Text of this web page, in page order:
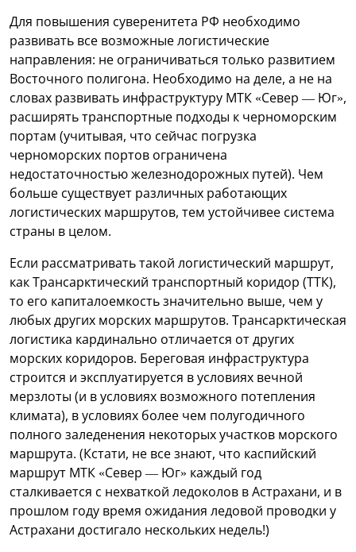
Для повышения суверенитета РФ необходимо
развивать все возможные логистические
направления: не ограничиваться только развитием
Восточного полигона. Необходимо на деле, а не на
словах развивать инфраструктуру МТК «Север — Юг»,
расширять транспортные подходы к черноморским
портам (учитывая, что сейчас погрузка
черноморских портов ограничена
недостаточностью железнодорожных путей). Чем
больше существует различных работающих
логистических маршрутов, тем устойчивее система
страны в целом.
Если рассматривать такой логистический маршрут,
как Трансарктический транспортный коридор (ТТК),
то его капиталоемкость значительно выше, чем у
любых других морских маршрутов. Трансарктическая
логистика кардинально отличается от других
морских коридоров. Береговая инфраструктура
строится и эксплуатируется в условиях вечной
мерзлоты (и в условиях возможного потепления
климата), в условиях более чем полугодичного
полного заледенения некоторых участков морского
маршрута. (Кстати, не все знают, что каспийский
маршрут МТК «Север — Юг» каждый год
сталкивается с нехваткой ледоколов в Астрахани, и в
прошлом году время ожидания ледовой проводки у
Астрахани достигало нескольких недель!)